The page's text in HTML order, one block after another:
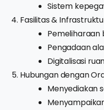
Sistem
Fasilitas &
Pemeliharaan
Pengadaan
Digitalisasi
Hubungan dengan
Menyediakan